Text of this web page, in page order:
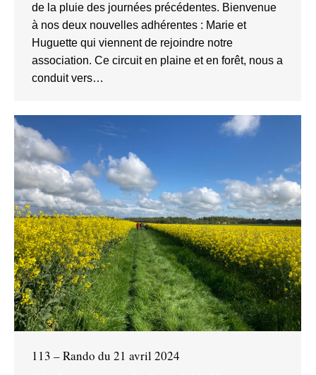
de la pluie des journées précédentes. Bienvenue
à nos deux nouvelles adhérentes : Marie et
Huguette qui viennent de rejoindre notre
association. Ce circuit en plaine et en forêt, nous a
conduit vers…
113 – Rando du 21 avril 2024